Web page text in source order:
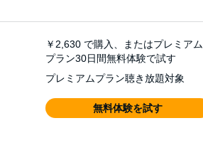
￥2,630 で購入、またはプレミアム
プラン30日間無料体験で試す
プレミアムプラン聴き放題対象
無料体験を試す